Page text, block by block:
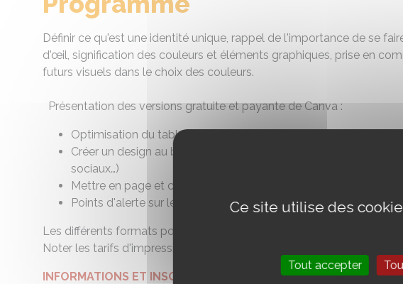
Définir ce qu'est une identité unique, rappel de l'importance de se
d'œil, signification des couleurs et éléments graphiques, prise en
futurs visuels dans le choix des couleurs.
Présentation des versions gratuite et payante de Canva :
Optimisation du tableau de bord
Créer un design au bon format (affiche, flyer, carte de visite,
sociaux…)
Mettre en page et créer un design (trucs et astuces, intégrer sa
Points d'alerte sur les marges, les mentions obligatoires
Les différents formats possibles (PDF, PNG etc)
Noter les tarifs d'impression proposés par Canva pour comparer par
INFORMATIONS ET INSCRIPTIONS CLIQUEZ ICI
Ce site utilise des
Tout accepter